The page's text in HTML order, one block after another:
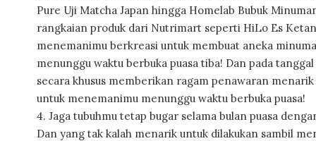
Pure Uji Matcha Japan hingga Homelab Bubuk
rangkaian produk dari Nutrimart seperti HiLo Es
menemanimu berkreasi untuk membuat aneka
menunggu waktu berbuka puasa tiba! Dan pada
secara khusus memberikan ragam penawaran
untuk menemanimu menunggu waktu berbuka puasa!
4. Jaga tubuhmu tetap bugar selama bulan puasa
Dan yang tak kalah menarik untuk dilakukan sambil